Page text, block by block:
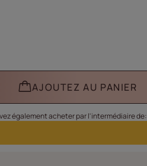
AJOUTEZ AU PANIER
également acheter par l'intermédiaire de: